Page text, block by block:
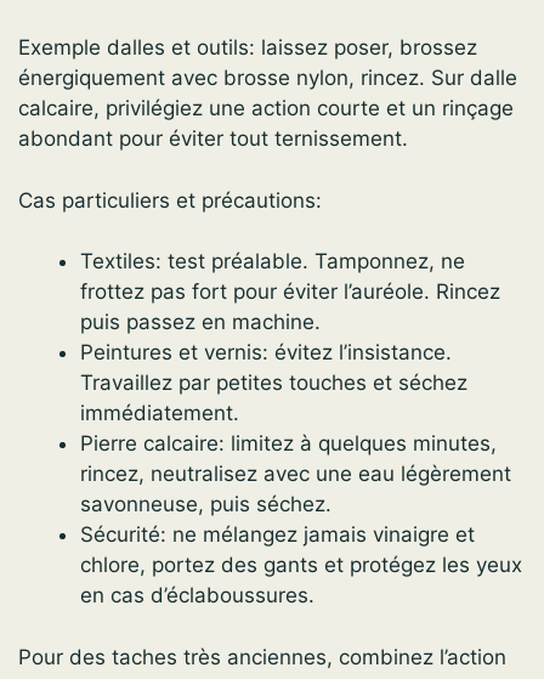
Exemple dalles et outils: laissez poser, brossez
énergiquement avec brosse nylon, rincez. Sur dalle
calcaire, privilégiez une action courte et un rinçage
abondant pour éviter tout ternissement.
Cas particuliers et précautions:
Textiles: test préalable. Tamponnez, ne
frottez pas fort pour éviter l’auréole. Rincez
puis passez en machine.
Peintures et vernis: évitez l’insistance.
Travaillez par petites touches et séchez
immédiatement.
Pierre calcaire: limitez à quelques minutes,
rincez, neutralisez avec une eau légèrement
savonneuse, puis séchez.
Sécurité: ne mélangez jamais vinaigre et
chlore, portez des gants et protégez les yeux
en cas d’éclaboussures.
Pour des taches très anciennes, combinez l’action